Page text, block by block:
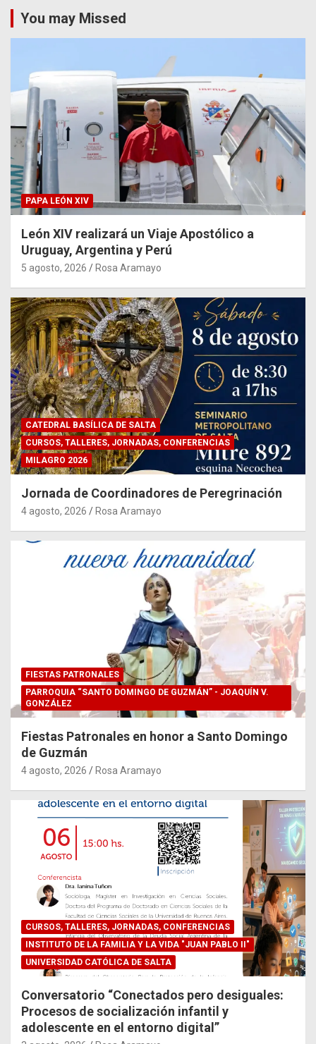
You may Missed
PAPA LEÓN XIV
León XIV realizará un Viaje Apostólico a
Uruguay, Argentina y Perú
5 agosto, 2026 Rosa Aramayo
CATEDRAL BASÍLICA DE SALTA
CURSOS, TALLERES, JORNADAS, CONFERENCIAS
MILAGRO 2026
Jornada de Coordinadores de Peregrinación
4 agosto, 2026 Rosa Aramayo
FIESTAS PATRONALES
PARROQUIA “SANTO DOMINGO DE GUZMÁN” - JOAQUÍN V.
GONZÁLEZ
Fiestas Patronales en honor a Santo Domingo
de Guzmán
4 agosto, 2026 Rosa Aramayo
CURSOS, TALLERES, JORNADAS, CONFERENCIAS
INSTITUTO DE LA FAMILIA Y LA VIDA "JUAN PABLO II"
UNIVERSIDAD CATÓLICA DE SALTA
Conversatorio “Conectados pero desiguales:
Procesos de socialización infantil y
adolescente en el entorno digital”